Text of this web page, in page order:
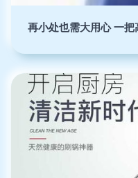
再小处也需大用心 一